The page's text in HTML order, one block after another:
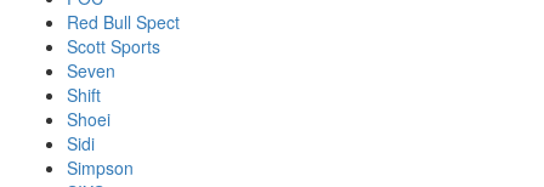
Red Bull Spect
Scott Sports
Seven
Shift
Shoei
Sidi
Simpson